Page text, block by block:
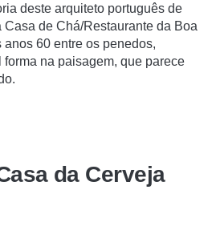
deste arquiteto português de
de Chá/Restaurante da Boa
60 entre os penedos,
forma na paisagem, que parece
da Cerveja